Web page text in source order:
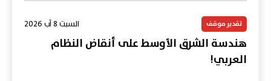
تقدير موقف السبت 8 آب 2026
هندسة الشرق الأوسط على أنقاض النظام
العربي!